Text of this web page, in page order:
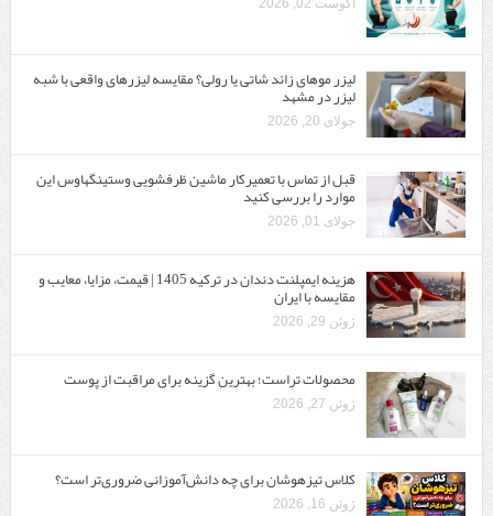
لیزر موهای زائد شاتی یا رولی؟ مقایسه لیزرهای واقعی با شبه‌
لیزر در مشهد
جولای 20, 2026
قبل از تماس با تعمیرکار ماشین ظرفشویی وستینگهاوس این
موارد را بررسی کنید
جولای 01, 2026
هزینه ایمپلنت دندان در ترکیه 1405 | قیمت، مزایا، معایب و
مقایسه با ایران
ژوئن 29, 2026
محصولات تراست؛ بهترین گزینه برای مراقبت از پوست
ژوئن 27, 2026
کلاس تیزهوشان برای چه دانش‌آموزانی ضروری‌تر است؟
ژوئن 16, 2026